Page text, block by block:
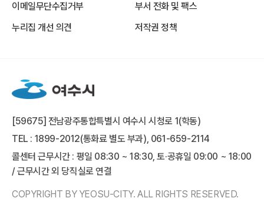
이메일무단수집거부
부서 전화 및 팩스
누리집 개선 의견
저작권 정책
[59675] 전남광주통합특별시 여수시 시청로 1(학동)
TEL : 1899-2012(통화료 별도 부과), 061-659-2114
콜센터 근무시간 : 평일 08:30 ~ 18:30, 토·공휴일 09:00 ~ 18:00
/ 근무시간 외 당직실로 연결
COPYRIGHT BY YEOSU-CITY. ALL RIGHTS RESERVED.